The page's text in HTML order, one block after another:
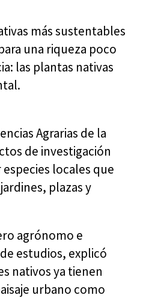
más sustentables
una riqueza poco
las plantas nativas
Agrarias de la
de investigación
locales que
plazas y
agrónomo e
estudios, explicó
nativos ya tienen
urbano como